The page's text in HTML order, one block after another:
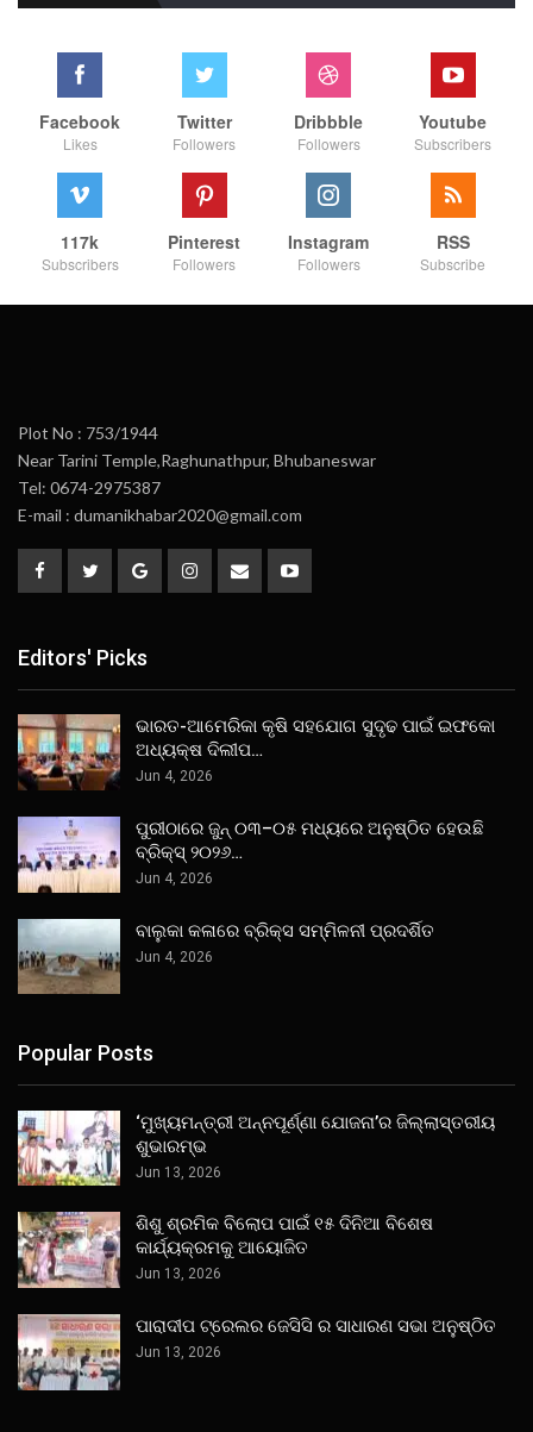
Facebook
Likes
Twitter
Followers
Dribbble
Followers
Youtube
Subscribers
117k
Subscribers
Pinterest
Followers
Instagram
Followers
RSS
Subscribe
Plot No : 753/1944
Near Tarini Temple,Raghunathpur, Bhubaneswar
Tel: 0674-2975387
E-mail : dumanikhabar2020@gmail.com
Editors' Picks
ଭାରତ-ଆମେରିକା କୃଷି ସହଯୋଗ ସୁଦୃଢ ପାଇଁ ଇଫକୋ
ଅଧ୍ୟକ୍ଷ ଦିଲୀପ…
Jun 4, 2026
ପୁରୀଠାରେ ଜୁନ୍ ୦୩–୦୫ ମଧ୍ୟରେ ଅନୁଷ୍ଠିତ ହେଉଛି
ବ୍ରିକ୍ସ୍ ୨୦୨୬…
Jun 4, 2026
ବାଲୁକା କଳାରେ ବ୍ରିକ୍ସ ସମ୍ମିଳନୀ ପ୍ରଦର୍ଶିତ
Jun 4, 2026
Popular Posts
‘ମୁଖ୍ୟମନ୍ତ୍ରୀ ଅନ୍ନପୂର୍ଣ୍ଣା ଯୋଜନା’ର ଜିଲ୍ଲାସ୍ତରୀୟ
ଶୁଭାରମ୍ଭ
Jun 13, 2026
ଶିଶୁ ଶ୍ରମିକ ବିଲୋପ ପାଇଁ ୧୫ ଦିନିଆ ବିଶେଷ
କାର୍ଯ୍ୟକ୍ରମକୁ ଆୟୋଜିତ
Jun 13, 2026
ପାରାଦୀପ ଟ୍ରେଲର ଜେସିସି ର ସାଧାରଣ ସଭା ଅନୁଷ୍ଠିତ
Jun 13, 2026